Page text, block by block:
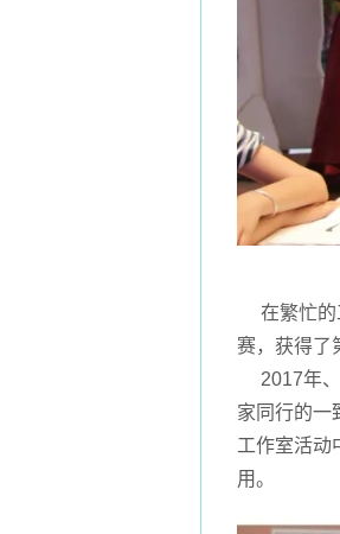
在繁忙的
赛，获得了
2017年、
家同行的一
工作室活动
用。